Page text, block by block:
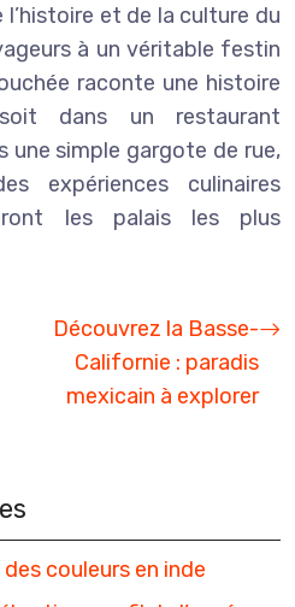
et de la culture du
à un véritable festin
raconte une histoire
dans un restaurant
une simple gargote de rue,
expériences culinaires
les palais les plus
Découvrez la Basse-
Californie : paradis
mexicain à explorer
couleurs en inde